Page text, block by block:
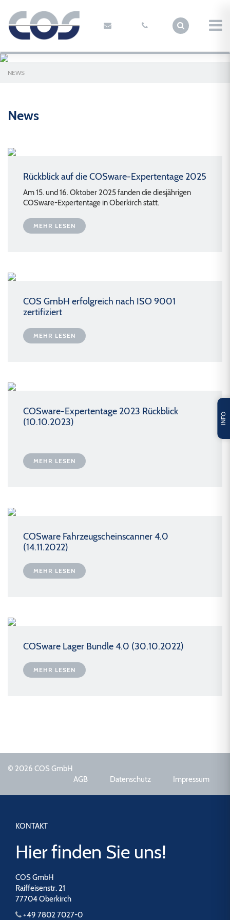
NEWS
News
Rückblick auf die COSware-Expertentage 2025
Am 15. und 16. Oktober 2025 fanden die diesjährigen
COSware-Expertentage in Oberkirch statt.
MEHR LESEN
COS GmbH erfolgreich nach ISO 9001
zertifiziert
MEHR LESEN
COSware-Expertentage 2023 Rückblick
(10.10.2023)
MEHR LESEN
COSware Fahrzeugscheinscanner 4.0
(14.11.2022)
MEHR LESEN
COSware Lager Bundle 4.0 (30.10.2022)
MEHR LESEN
INFO
© 2026 COS GmbH
AGB
Datenschutz Impressum
KONTAKT
Hier finden Sie uns!
COS GmbH
Raiffeisenstr. 21
77704 Oberkirch
+49 7802 7027-0